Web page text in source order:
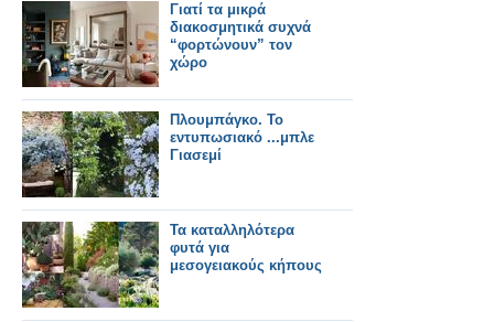
Γιατί τα μικρά
διακοσμητικά συχνά
“φορτώνουν” τον
χώρο
Πλουμπάγκο. Το
εντυπωσιακό ...μπλε
Γιασεμί
Τα καταλληλότερα
φυτά για
μεσογειακούς κήπους